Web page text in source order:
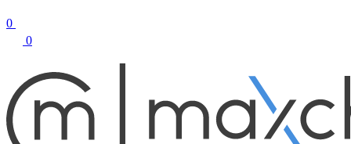
0
0